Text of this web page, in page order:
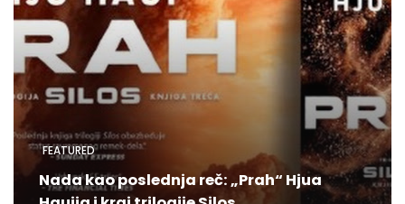
FEATURED
Nada kao poslednja reč: „Prah“ Hjua